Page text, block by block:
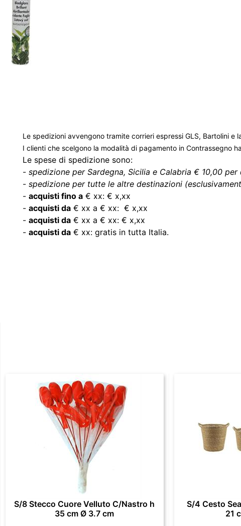
Le spedizioni avvengono tramite corrieri espressi GLS, Bartolini
I clienti che scelgono la modalità di pagamento in Contrassegno
Le spese di spedizione sono:
- spedizione per Sardegna, Sicilia e Calabria € 10,00
- spedizione per tutte le altre destinazioni
- acquisti fino a € xx: € x,xx
- acquisti da € xx a € xx: € x,xx
- acquisti da € xx a € xx: € x,xx
- acquisti da € xx: gratis in tutta Italia.
S/8 Stecco Cuore Velluto C/Nastro h
35 cm Ø 3.7 cm
S/4 Cesto
21